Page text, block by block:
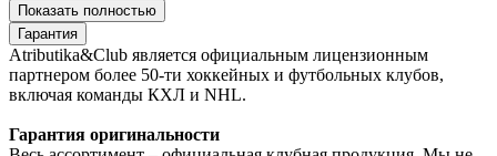
Показать полностью
Гарантия
Atributika&Club является официальным лицензионным
партнером более 50-ти хоккейных и футбольных клубов,
включая команды КХЛ и NHL.
Гарантия оригинальности